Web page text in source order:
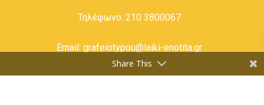
Τηλέφωνο: 210 3800067
Email: grafeiotypou@laiki-enotita.gr
Share This